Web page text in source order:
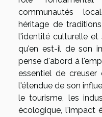
communautés
héritage de
l'identité culturelle et
qu'en est-il de son
pense d'abord à
essentiel de
l'étendue de son
le tourisme, les
écologique, l'impact